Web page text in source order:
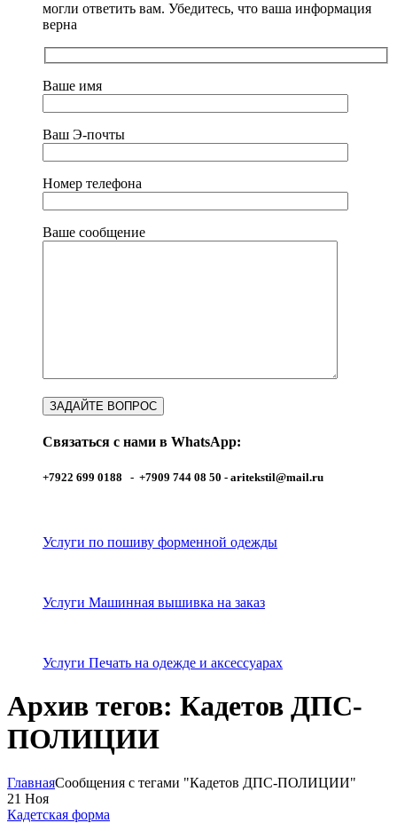
могли ответить вам. Убедитесь, что ваша информация
верна
Ваше имя
Ваш Э-почты
Номер телефона
Ваше сообщение
Связаться с нами в WhatsApp:
+7922 699 0188 - +7909 744 08 50 - aritekstil@mail.ru
Услуги по пошиву форменной одежды
Услуги Машинная вышивка на заказ
Услуги Печать на одежде и аксессуарах
Архив тегов: Кадетов ДПС-
ПОЛИЦИИ
ГлавнаяСообщения с тегами "Кадетов ДПС-ПОЛИЦИИ"
21 Ноя
Кадетская форма